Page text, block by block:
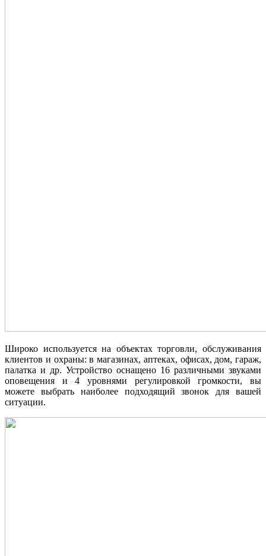
Широко используется на объектах торговли, обслуживания
клиентов и охраны: в магазинах, аптеках, офисах, дом, гараж,
палатка и др. Устройство оснащено 16 различными звуками
оповещения и 4 уровнями регулировкой громкости, вы
можете выбрать наиболее подходящий звонок для вашей
ситуации.